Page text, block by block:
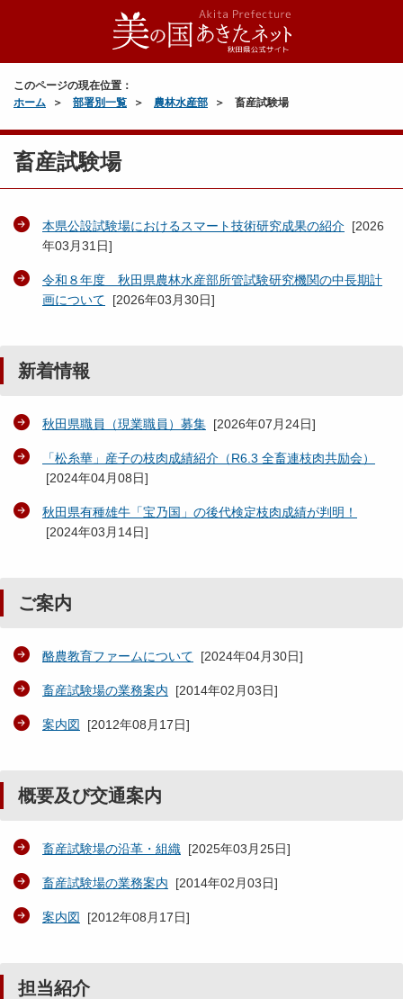
このページの現在位置：
ホーム
部署別一覧 農林水産部 畜産試験場
畜産試験場
本県公設試験場におけるスマート技術研究成果の紹介 [2026
年03月31日]
令和８年度 秋田県農林水産部所管試験研究機関の中長期計
画について [2026年03月30日]
新着情報
秋田県職員（現業職員）募集 [2026年07月24日]
「松糸華」産子の枝肉成績紹介（R6.3 全畜連枝肉共励会）
[2024年04月08日]
秋田県有種雄牛「宝乃国」の後代検定枝肉成績が判明！
[2024年03月14日]
ご案内
酪農教育ファームについて [2024年04月30日]
畜産試験場の業務案内 [2014年02月03日]
案内図 [2012年08月17日]
概要及び交通案内
畜産試験場の沿革・組織 [2025年03月25日]
畜産試験場の業務案内 [2014年02月03日]
案内図 [2012年08月17日]
担当紹介